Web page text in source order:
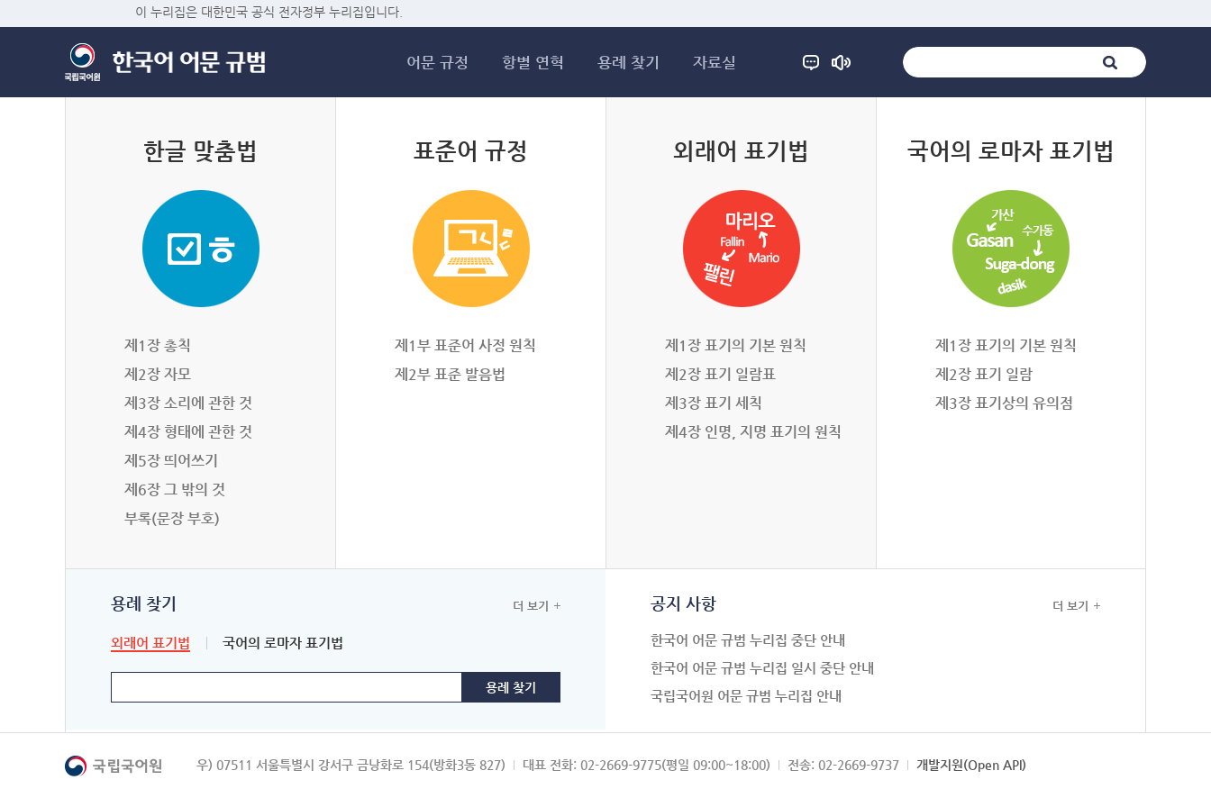
이 누리집은 대한민국 공식 전자정부 누리집입니다.
어문 규정 항별 연혁 용례 찾기 자료실
한글 맞춤법
제1장 총칙
제2장 자모
제3장 소리에 관한 것
제4장 형태에 관한 것
제5장 띄어쓰기
제6장 그 밖의 것
부록(문장 부호)
표준어 규정
제1부 표준어 사정 원칙
제2부 표준 발음법
외래어 표기법
제1장 표기의 기본 원칙
제2장 표기 일람표
제3장 표기 세칙
제4장 인명, 지명 표기의 원칙
국어의 로마자 표기법
제1장 표기의 기본 원칙
제2장 표기 일람
제3장 표기상의 유의점
용례 찾기
외래어 표기법 국어의 로마자 표기법
더 보기 공지 사항
한국어 어문 규범 누리집 중단 안내
한국어 어문 규범 누리집 일시 중단 안내
국립국어원 어문 규범 누리집 안내
더 보기
우) 07511 서울특별시 강서구 금낭화로 154(방화3동 827) 대표 전화: 02-2669-9775(평일 09:00~18:00) 전송: 02-2669-9737 개발지원(Open API)